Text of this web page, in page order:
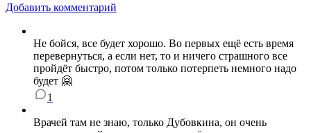
Добавить комментарий
Не бойся, все будет хорошо. Во первых ещё есть время
перевернуться, а если нет, то и ничего страшного все
пройдёт быстро, потом только потерпеть немного надо
будет 🤗
1
Врачей там не знаю, только Дубовкина, он очень